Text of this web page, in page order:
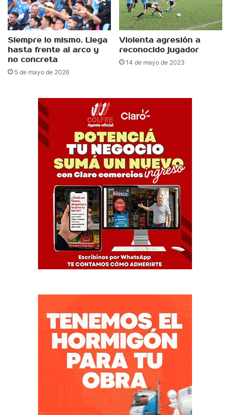
Siempre lo mismo. Llega
hasta frente al arco y
no concreta
5 de mayo de 2026
Violenta agresión a
reconocido jugador
14 de mayo de 2023